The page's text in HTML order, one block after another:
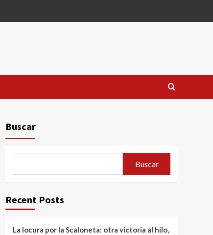
Buscar
Buscar
Recent Posts
La locura por la Scaloneta: otra victoria al hilo,